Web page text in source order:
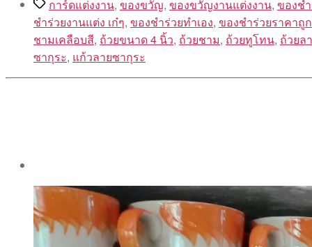
Tagsการ์ดแต่งงาน, ของขวัญ, ของขวัญงานแต่งงาน, ของช
ชําร่วยงานแต่ง เก๋ๆ, ของชําร่วยทําเอง, ของชําร่วยราคาถูก
ชามเคลือบสี, ถ้วยขนาด 4 นิ้ว, ถ้วยชาม, ถ้วยทูโทน, ถ้วยล
ซากุระ, แก้วลายซากุระ
By
Aea